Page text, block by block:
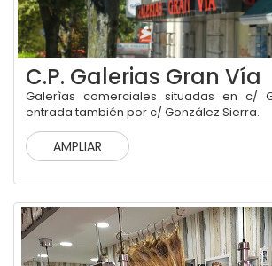
C.P. Galerias Gran Vía
Galerìas comerciales situadas en c/
entrada también por c/ González Sierra.
AMPLIAR